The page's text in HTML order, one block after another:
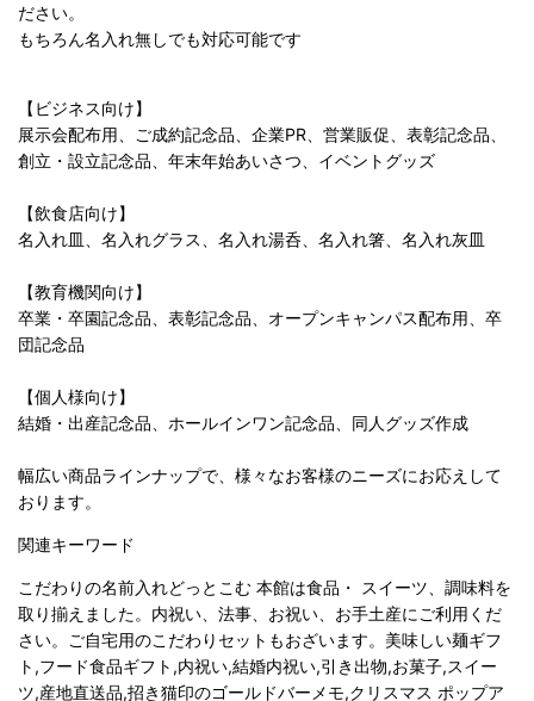
ださい。
もちろん名入れ無しでも対応可能です
【ビジネス向け】
展示会配布用、ご成約記念品、企業PR、営業販促、表彰記念品、
創立・設立記念品、年末年始あいさつ、イベントグッズ
【飲食店向け】
名入れ皿、名入れグラス、名入れ湯呑、名入れ箸、名入れ灰皿
【教育機関向け】
卒業・卒園記念品、表彰記念品、オープンキャンパス配布用、卒
団記念品
【個人様向け】
結婚・出産記念品、ホールインワン記念品、同人グッズ作成
幅広い商品ラインナップで、様々なお客様のニーズにお応えして
おります。
関連キーワード
こだわりの名前入れどっとこむ 本館は食品・ スイーツ、調味料を
取り揃えました。内祝い、法事、お祝い、お手土産にご利用くだ
さい。ご自宅用のこだわりセットもおざいます。美味しい麺ギフ
ト,フード食品ギフト,内祝い,結婚内祝い,引き出物,お菓子,スイー
ツ,産地直送品,招き猫印のゴールドバーメモ,クリスマス ポップア